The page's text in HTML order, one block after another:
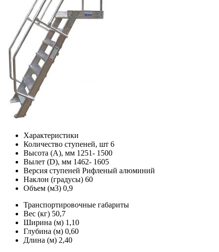
Характеристики
Количество ступеней, шт 6
Высота (А), мм 1251- 1500
Вылет (D), мм 1462- 1605
Версия ступеней Рифленый алюминий
Наклон (градусы) 60
Объем (м3) 0,9
Транспортировочные габариты
Вес (кг) 50,7
Ширина (м) 1,10
Глубина (м) 0,60
Длина (м) 2,40